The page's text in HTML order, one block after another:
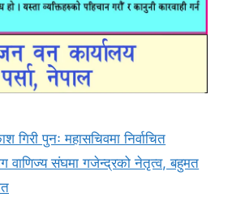
गिरी पुनः महासचिवमा निर्वाचित
वाणिज्य संघमा गजेन्द्रको नेतृत्व, बहुमत